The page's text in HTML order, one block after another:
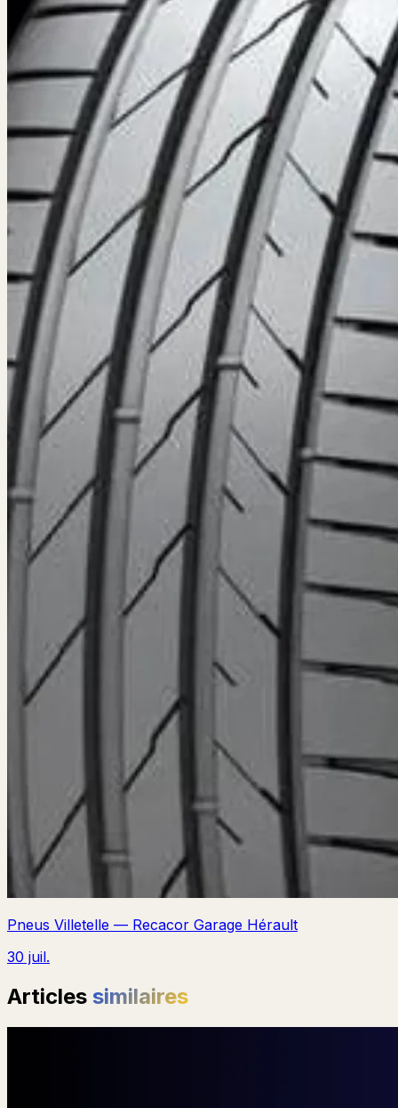
Pneus Villetelle — Recacor Garage Hérault
30 juil.
Articles similaires